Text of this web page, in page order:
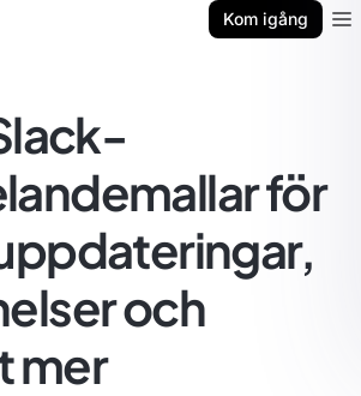
Kom igång
för
och
mer